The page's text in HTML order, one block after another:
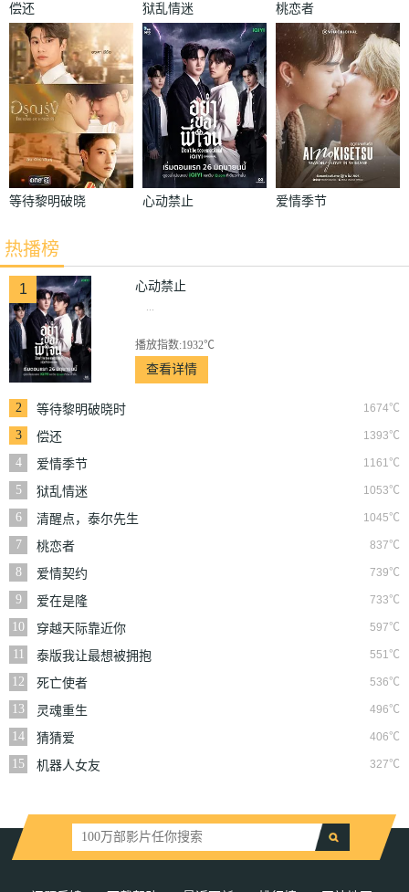
偿还 狱乱情迷 桃恋者
等待黎明破晓
心动禁止 爱情季节
热播榜
1 心动禁止
...
播放指数:1932℃
查看详情
2 1674℃
等待黎明破晓时
3
1393℃
偿还
4
1161℃
爱情季节
5
1053℃
狱乱情迷
6
1045℃
清醒点，泰尔先生
7
837℃
桃恋者
8
739℃
爱情契约
9
733℃
爱在是隆
10
597℃
穿越天际靠近你
11
551℃
泰版我让最想被拥抱
的男人给威胁了
12 536℃
死亡使者
13
496℃
灵魂重生
14
406℃
猜猜爱
15
327℃
机器人女友